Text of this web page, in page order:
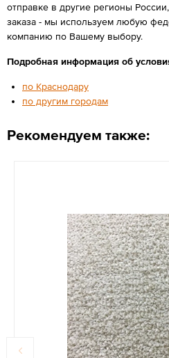
отправке в другие регионы
заказа - мы используем любую
компанию по Вашему выбору.
Подробная информация об
по Краснодару
по другим городам
Рекомендуем также: